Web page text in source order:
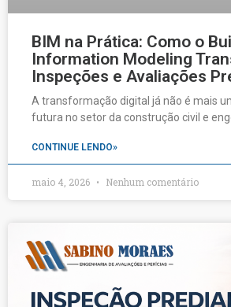
BIM na Prática: Como o
Information Modeling
Inspeções e Avaliações
A transformação digital já não é mais
futura no setor da construção civil e
CONTINUE LENDO»
maio 4, 2026 Nenhum comentário